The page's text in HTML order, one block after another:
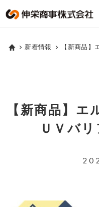
新着情報 【新商品】エルベナ プ
【新商品】
ＵＶバ